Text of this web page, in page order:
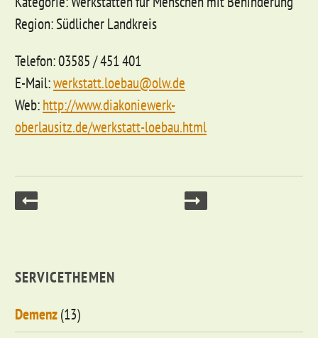
Region: Südlicher Landkreis
Telefon: 03585 / 451 401
E-Mail:werkstatt.loebau@olw.de
Web:http://www.diakoniewerk-
oberlausitz.de/werkstatt-loebau.html
SERVICETHEMEN
Demenz(13)